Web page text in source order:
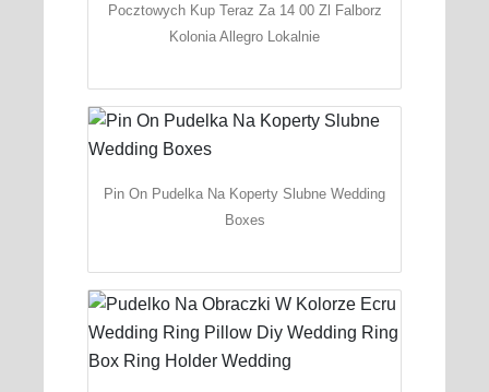
Pocztowych Kup Teraz Za 14 00 Zl Falborz
Kolonia Allegro Lokalnie
Pin On Pudelka Na Koperty Slubne Wedding
Boxes